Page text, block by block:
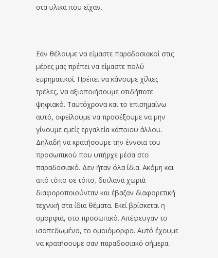
στα υλικά που είχαν.
Εάν θέλουμε να είμαστε παραδοσιακοί στις
μέρες μας πρέπει να είμαστε πολύ
ευρηματικοί. Πρέπει να κάνουμε χίλιες
τρέλες, να αξιοποιήσουμε οτιδήποτε
ψηφιακό. Ταυτόχρονα και το επισημαίνω
αυτό, οφείλουμε να προσέξουμε να μην
γίνουμε εμείς εργαλεία κάποιου άλλου.
Δηλαδή να κρατήσουμε την έννοια του
προσωπικού που υπήρχε μέσα στο
παραδοσιακό. Δεν ήταν όλα ίδια. Ακόμη και
από τόπο σε τόπο, διπλανά χωριά
διαφοροποιούνταν και έβαζαν διαφορετική
τεχνική στα ίδια θέματα. Εκεί βρίσκεται η
ομορφιά, στο προσωπικό. Απέφευγαν το
ισοπεδωμένο, το ομοιόμορφο. Αυτό έχουμε
να κρατήσουμε σαν παραδοσιακό σήμερα.